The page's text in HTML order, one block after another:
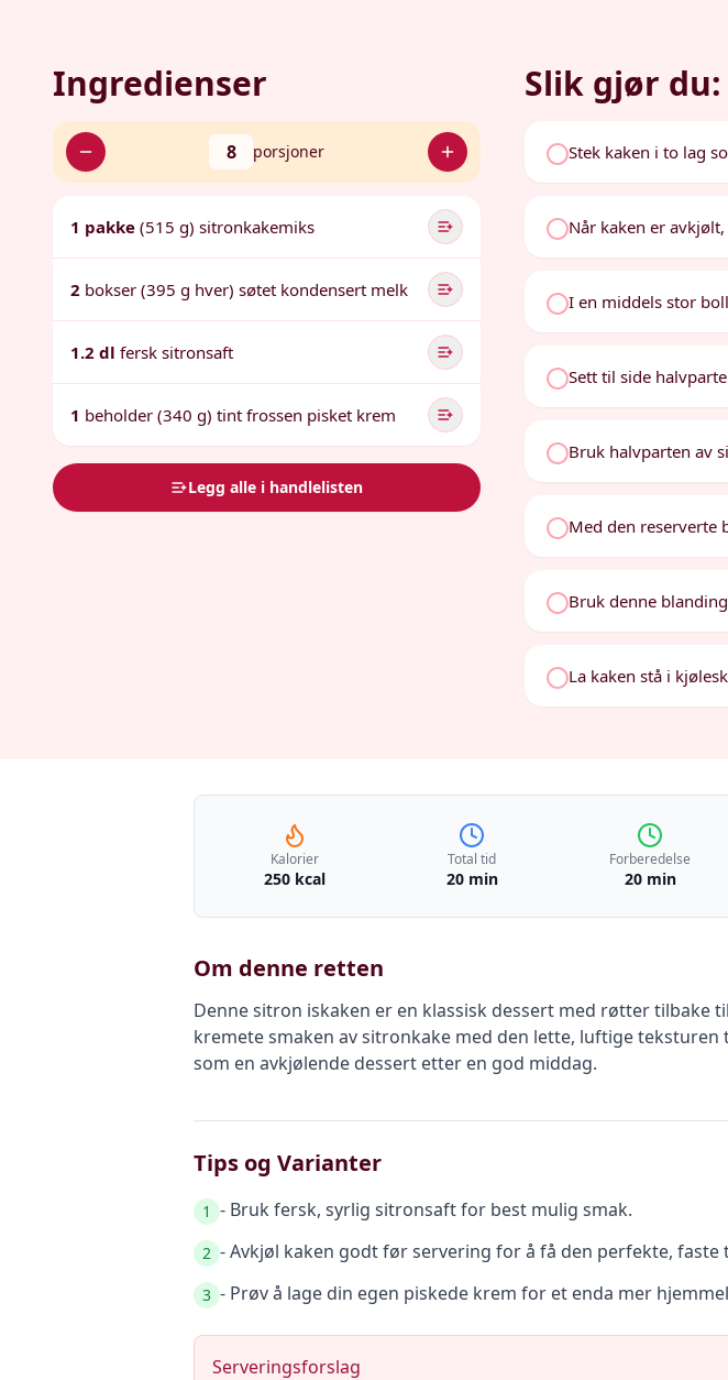
Ingredienser
8 porsjoner
1 pakke (515 g) sitronkakemiks
2 bokser (395 g hver) søtet kondensert melk
1.2 dl fersk sitronsaft
1 beholder (340 g) tint frossen pisket krem
Legg alle i handlelisten
Slik gjør du:
Stek kaken i to lag
Når kaken er
I en middels stor
Sett til side
Bruk halvparten av
Med den reserverte
Bruk denne
La kaken stå i
Kalorier
250 kcal
Total tid
20 min
Forberedelse
20 min
Om denne retten
Denne sitron iskaken er en klassisk dessert med røtter tilbake
kremete smaken av sitronkake med den lette, luftige
som en avkjølende dessert etter en god middag.
Tips og Varianter
1 - Bruk fersk, syrlig sitronsaft for best mulig smak.
2 - Avkjøl kaken godt før servering for å få den perfekte, faste
3 - Prøv å lage din egen piskede krem for et enda mer
Serveringsforslag